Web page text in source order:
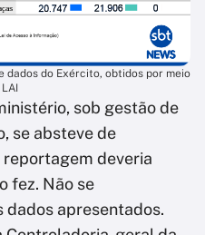
dados do Exército, obtidos por meio
sob gestão de
se absteve de
reportagem deveria
fez. Não se
dados apresentados.